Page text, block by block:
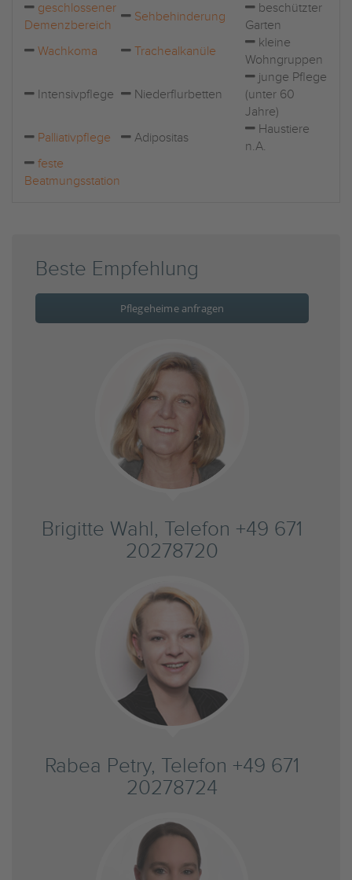
geschlossener
Demenzbereich
Sehbehinderung
beschützter
Garten
Wachkoma
Trachealkanüle
kleine
Wohngruppen
Intensivpflege Niederflurbetten
junge Pflege
(unter 60
Jahre)
Palliativpflege
Adipositas
Haustiere
n.A.
feste
Beatmungsstation
Beste Empfehlung
Pflegeheime anfragen
Brigitte Wahl, Telefon +49 671
20278720
Rabea Petry, Telefon +49 671
20278724